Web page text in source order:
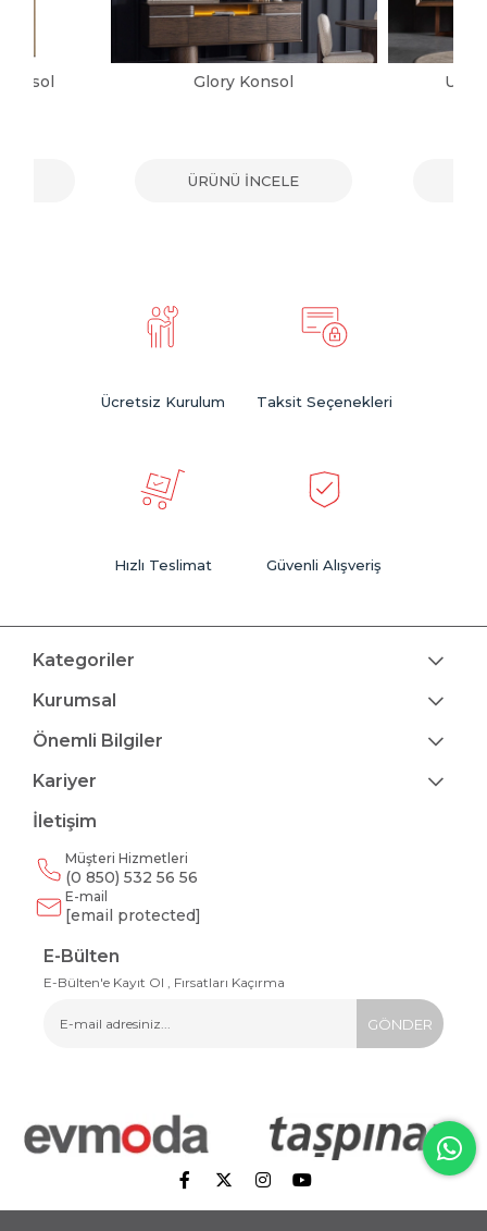
Glory Konsol
ÜRÜNÜ İNCELE
Ücretsiz Kurulum Taksit Seçenekleri
Hızlı Teslimat Güvenli Alışveriş
Kategoriler
Kurumsal
Önemli Bilgiler
Kariyer
İletişim
Müşteri Hizmetleri
(0 850) 532 56 56
E-mail
[email protected]
E-Bülten
E-Bülten'e Kayıt Ol , Fırsatları Kaçırma
GÖNDER